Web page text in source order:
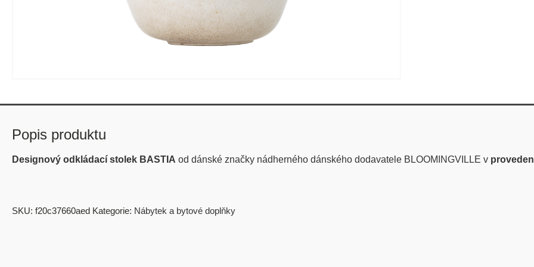
Popis produktu
Designový odkládací stolek BASTIA od dánské značky nádherného dánského dodavatele BLOOMINGVILLE v
SKU: f20c37660aed Kategorie: Nábytek a bytové doplňky